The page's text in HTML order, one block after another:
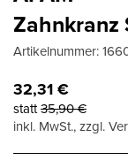
Zahnkranz
Artikelnummer:
32,31€
statt35,90€
inkl. MwSt., zzgl.